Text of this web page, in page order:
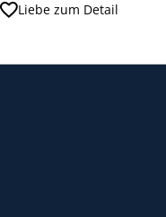
Liebe zum Detail